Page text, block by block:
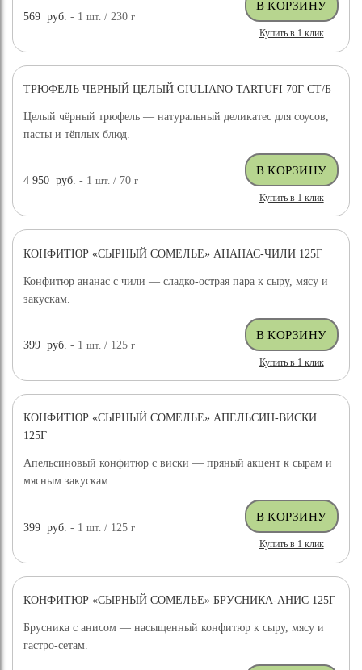
569 руб. - 1шт. / 230г
Купить в 1 клик
ДОСТАВКА БЕСПЛАТНО
ТРЮФЕЛЬ ЧЕРНЫЙ ЦЕЛЫЙ GIULIANO TARTUFI 70Г СТ/Б
Целый чёрный трюфель — натуральный деликатес для соусов,
пасты и тёплых блюд.
4 950 руб. - 1шт. / 70г
Купить в 1 клик
КОНФИТЮР «СЫРНЫЙ СОМЕЛЬЕ» АНАНАС-ЧИЛИ 125Г
Конфитюр ананас с чили — сладко-острая пара к сыру, мясу и
закускам.
399 руб. - 1шт. / 125г
Купить в 1 клик
КОНФИТЮР «СЫРНЫЙ СОМЕЛЬЕ» АПЕЛЬСИН-ВИСКИ
125Г
Апельсиновый конфитюр с виски — пряный акцент к сырам и
мясным закускам.
399 руб. - 1шт. / 125г
Купить в 1 клик
КОНФИТЮР «СЫРНЫЙ СОМЕЛЬЕ» БРУСНИКА-АНИС 125Г
Брусника с анисом — насыщенный конфитюр к сыру, мясу и
гастро-сетам.